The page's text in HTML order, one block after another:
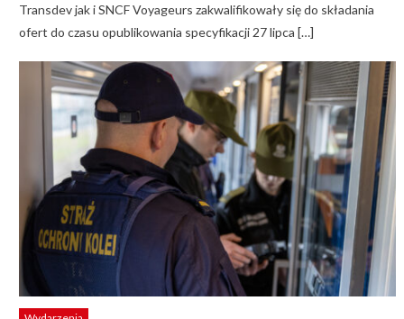
Transdev jak i SNCF Voyageurs zakwalifikowały się do składania
ofert do czasu opublikowania specyfikacji 27 lipca […]